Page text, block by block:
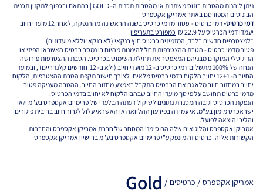
ניתן ליהנות מהטבות בונוס משתנות או מהטבות תכנית ה- GOLD | בהתאם ובכפוף לתקנון
תכנית
הבונוסים המפורסם באתר אמריקן אקספרס
דמי כרטיס-
דמי כרטיס - פטור מדמי כרטיס בשנה הראשונה מההנפקה, לאחר 12 מועדי חיוב
יעמדו דמי הכרטיס על 22.9 ₪
כמפורט בתעריפון
*למצטרפים חדשים בלבד, המזמינים כרטיס חוץ בנקאי (לא בנקאי וללא מועדונים)
פטור מדמי כרטיס - הטבת ההצטרפות תחל להימנות מהיום בו נמסר כרטיס האשראי הפיזי או
הדיגיטלי המוקדם מבניהם המאפשר את תחילת השימוש בכרטיס. הטבת ההצטרפות פירושה
הנחה של 100% מתשלום דמי כרטיס ב- 12 מועדי חיוב (ולא ב- 12 חודשים קלנדריים) , ובמועד
החיוב ה- 12+1 יחויב הלקוח בדמי כרטיס מלאים. לצורך חישוב תקפת הטבת ההצטרפות, הלקוח
יחויב במחזור חיוב מלא גם אם הכרטיס התקבל באמצע מחזור החיוב. ההטבה מעניקה פטור
מדמי כרטיס תחושב על פי סך מועדי החיוב שבהם הלקוח לא יחויב בדמי הכרטיס.
הנפקת הכרטיס וגובה המסגרת נתונים לשיקול דעתה הבלעדי של פרימיום אקספרס בע"מ ו/או
ישראכרט מימון בע"מ. אי עמידה בפירעון ההלוואה או האשראי עלול לגרור חיוב בריבית פיגורים
והליכי הוצאה לפועל.
אמריקן אקספרס והלוגואים שלה הם סימני המסחר של חברת אמריקן אקספרס והחברות
הקשורות אליה. כרטיס זה מונפק ע"י פרימיום אקספרס בע"מ ברישיון אמריקן אקספרס
אמריקן אקספרס/ כרטיסים /
Gold